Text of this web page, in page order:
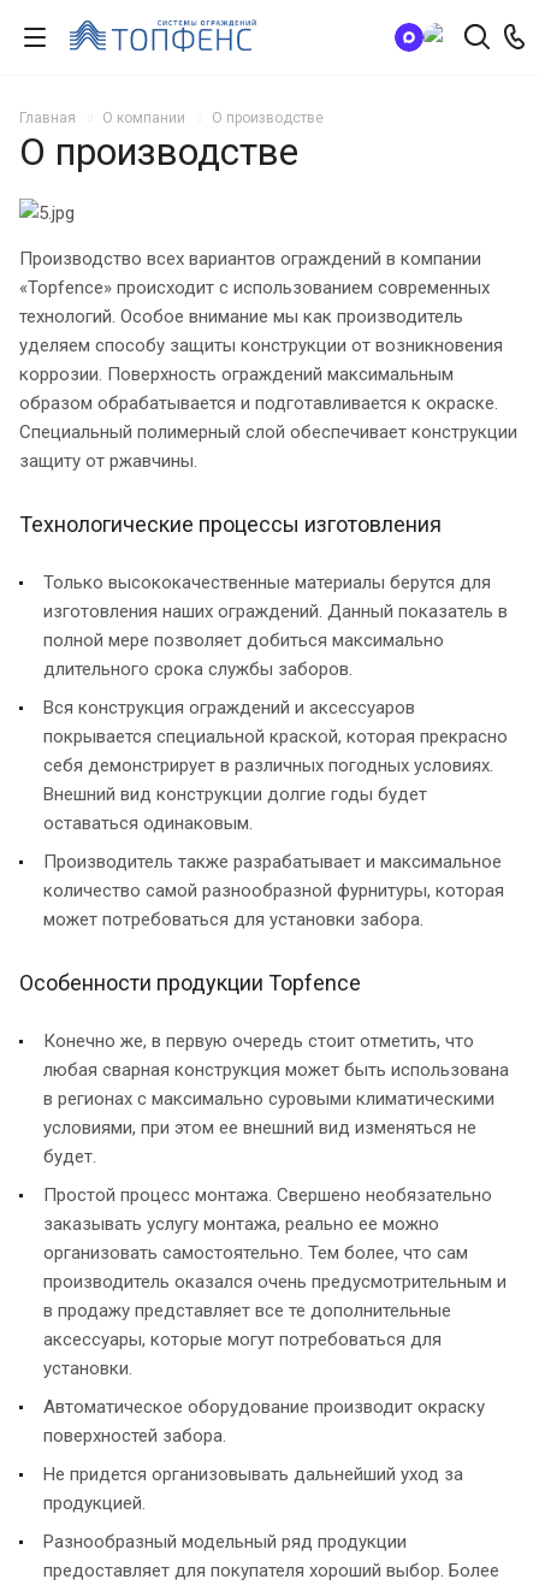
Главная О компании О производстве
О производстве
Производство всех вариантов ограждений в компании
«Topfence» происходит с использованием современных
технологий. Особое внимание мы как производитель
уделяем способу защиты конструкции от возникновения
коррозии. Поверхность ограждений максимальным
образом обрабатывается и подготавливается к окраске.
Специальный полимерный слой обеспечивает конструкции
защиту от ржавчины.
Технологические процессы изготовления
Только высококачественные материалы берутся для
изготовления наших ограждений. Данный показатель в
полной мере позволяет добиться максимально
длительного срока службы заборов.
Вся конструкция ограждений и аксессуаров
покрывается специальной краской, которая прекрасно
себя демонстрирует в различных погодных условиях.
Внешний вид конструкции долгие годы будет
оставаться одинаковым.
Производитель также разрабатывает и максимальное
количество самой разнообразной фурнитуры, которая
может потребоваться для установки забора.
Особенности продукции Topfence
Конечно же, в первую очередь стоит отметить, что
любая сварная конструкция может быть использована
в регионах с максимально суровыми климатическими
условиями, при этом ее внешний вид изменяться не
будет.
Простой процесс монтажа. Свершено необязательно
заказывать услугу монтажа, реально ее можно
организовать самостоятельно. Тем более, что сам
производитель оказался очень предусмотрительным и
в продажу представляет все те дополнительные
аксессуары, которые могут потребоваться для
установки.
Автоматическое оборудование производит окраску
поверхностей забора.
Не придется организовывать дальнейший уход за
продукцией.
Разнообразный модельный ряд продукции
предоставляет для покупателя хороший выбор. Более